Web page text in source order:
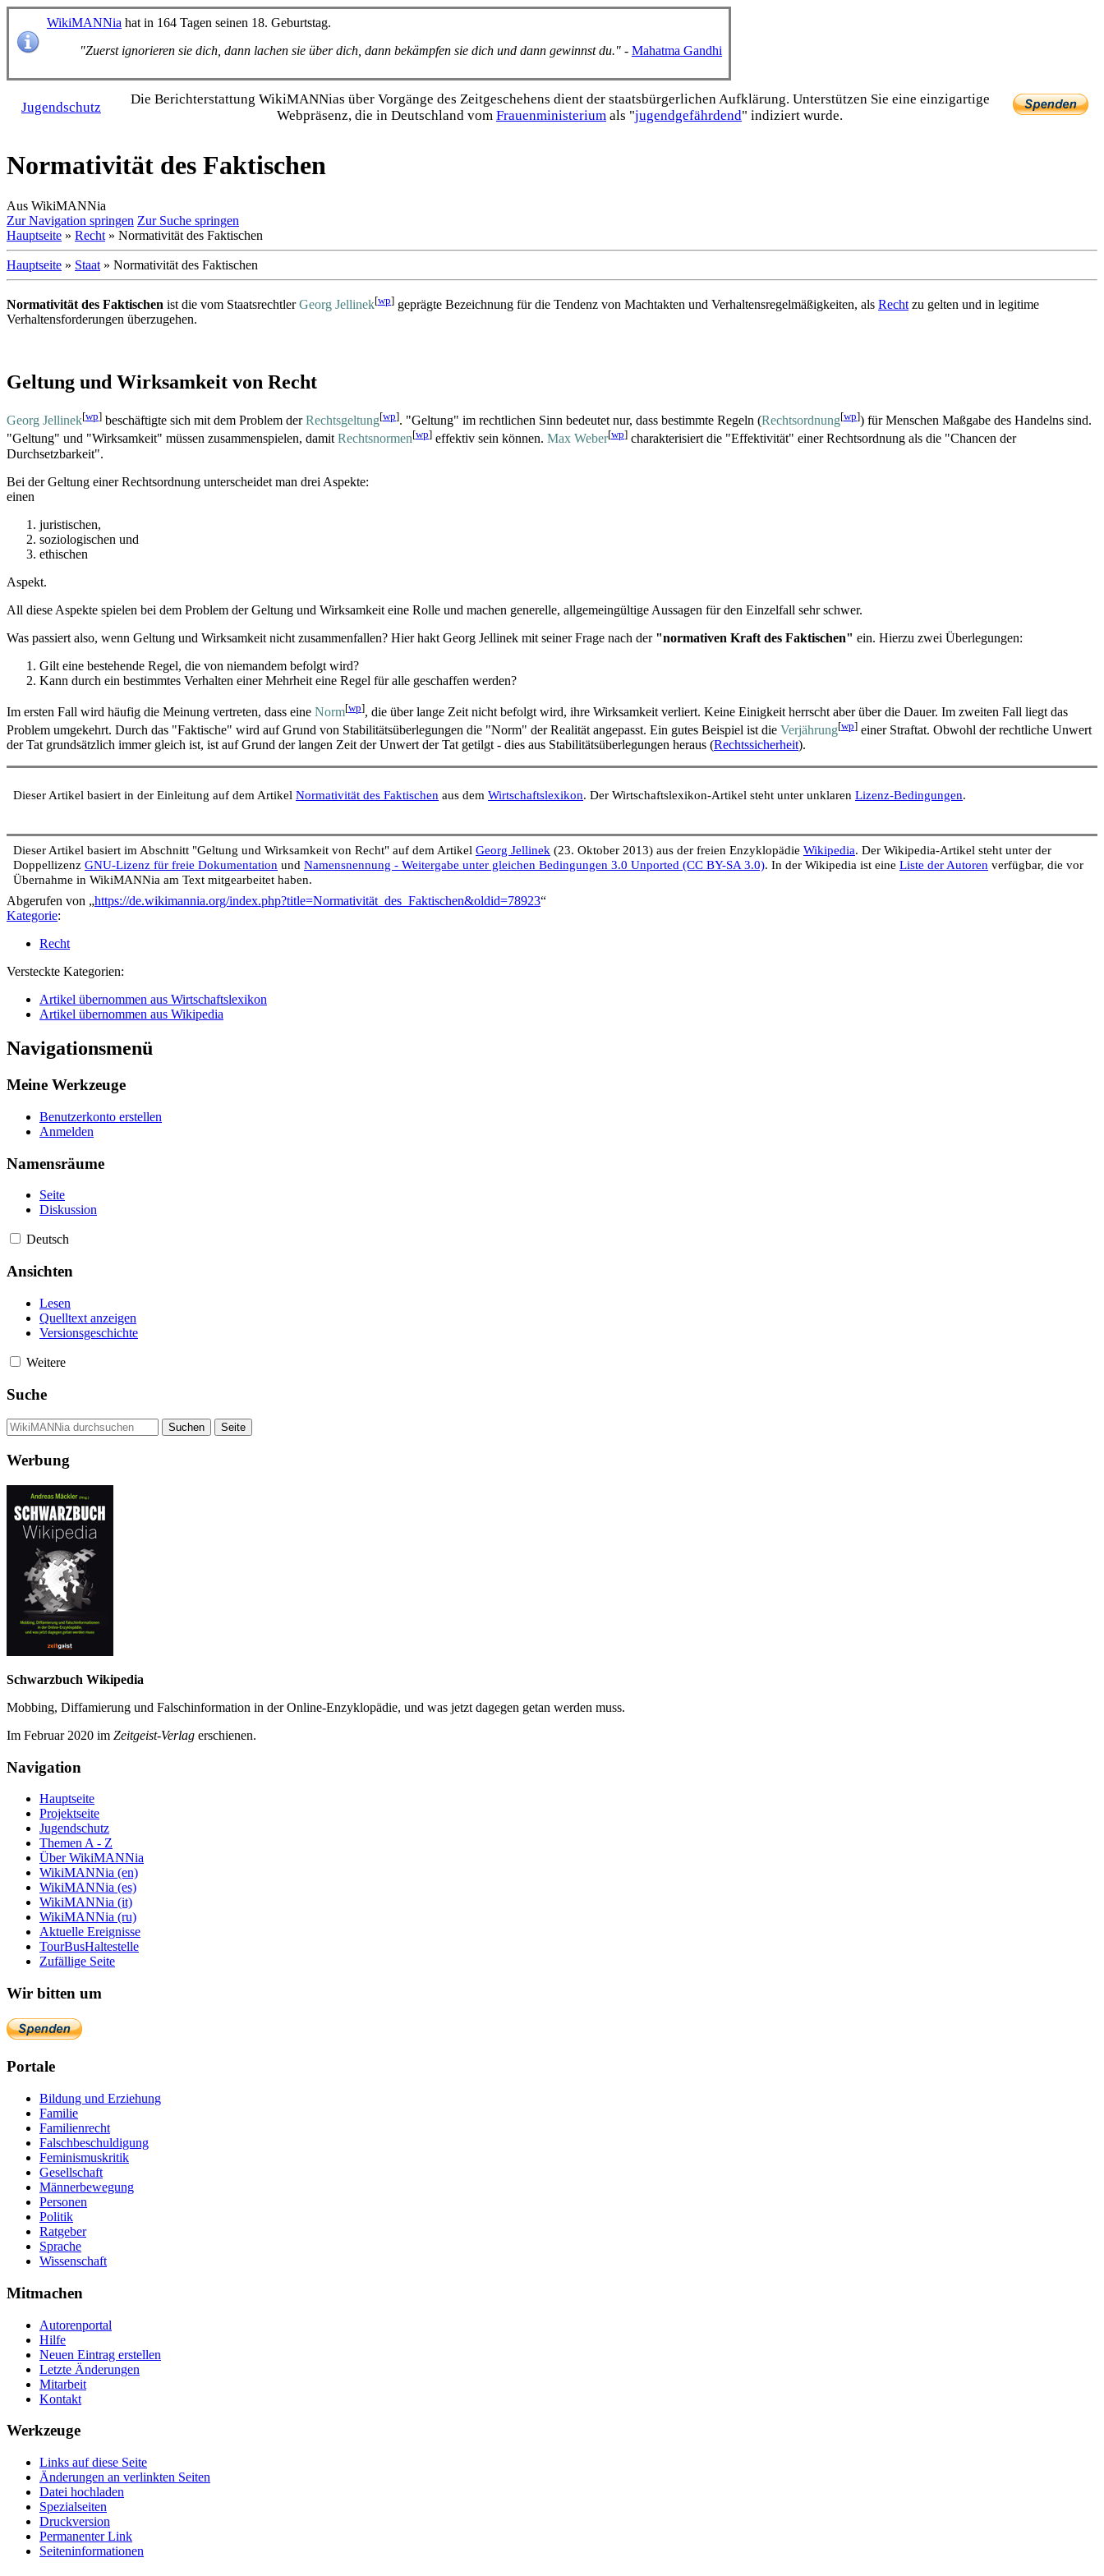
WikiMANNia hat in 164 Tagen seinen 18. Geburtstag.
"Zuerst ignorieren sie dich, dann lachen sie über dich, dann bekämpfen sie dich und dann gewinnst du." - Mahatma Gandhi
Jugendschutz
Die Bericht­erstattung WikiMANNias über Vorgänge des Zeitgeschehens dient der staats­bürgerlichen Aufklärung. Unterstützen Sie eine einzig­artige
Webpräsenz, die in Deutschland vom Frauen­ministerium als "jugend­gefährdend" indiziert wurde.
Normativität des Faktischen
Aus WikiMANNia
Zur Navigation springen Zur Suche springen
Hauptseite » Recht » Normativität des Faktischen
Hauptseite » Staat » Normativität des Faktischen
Normativität des Faktischen ist die vom StaatsrechtlerGeorg Jellinek[wp] geprägte Bezeichnung für die Tendenz von Machtakten und Verhaltens­regel­mäßigkeiten, als Recht zu gelten und in legitime
Verhaltens­forderungen überzugehen.
Geltung und Wirksamkeit von Recht
Georg Jellinek[wp] beschäftigte sich mit dem Problem derRechtsgeltung[wp]. "Geltung" im rechtlichen Sinn bedeutet nur, dass bestimmte Regeln (Rechtsordnung[wp]) für Menschen Maßgabe des Handelns sind.
"Geltung" und "Wirksamkeit" müssen zusammenspielen, damitRechtsnormen[wp] effektiv sein können. Max Weber[wp] charakterisiert die "Effektivität" einer Rechtsordnung als die "Chancen der
Durchsetzbarkeit".
Bei der Geltung einer Rechtsordnung unterscheidet man drei Aspekte:
einen
juristischen,
soziologischen und
ethischen
Aspekt.
All diese Aspekte spielen bei dem Problem der Geltung und Wirksamkeit eine Rolle und machen generelle, allgemeingültige Aussagen für den Einzelfall sehr schwer.
Was passiert also, wenn Geltung und Wirksamkeit nicht zusammenfallen? Hier hakt Georg Jellinek mit seiner Frage nach der "normativen Kraft des Faktischen" ein. Hierzu zwei Überlegungen:
Gilt eine bestehende Regel, die von niemandem befolgt wird?
Kann durch ein bestimmtes Verhalten einer Mehrheit eine Regel für alle geschaffen werden?
Im ersten Fall wird häufig die Meinung vertreten, dass eine Norm[wp], die über lange Zeit nicht befolgt wird, ihre Wirksamkeit verliert. Keine Einigkeit herrscht aber über die Dauer. Im zweiten Fall liegt das
Problem umgekehrt. Durch das "Faktische" wird auf Grund von Stabilitäts­überlegungen die "Norm" der Realität angepasst. Ein gutes Beispiel ist die Verjährung[wp] einer Straftat. Obwohl der rechtliche Unwert
der Tat grundsätzlich immer gleich ist, ist auf Grund der langen Zeit der Unwert der Tat getilgt - dies aus Stabilitäts­überlegungen heraus (Rechtssicherheit).
Dieser Artikel basiert in der Einleitung auf dem Artikel Normativität des Faktischen aus dem Wirtschaftslexikon. Der Wirtschaftslexikon-Artikel steht unter unklaren Lizenz-Bedingungen.
Dieser Artikel basiert im Abschnitt "Geltung und Wirksamkeit von Recht" auf dem Artikel Georg Jellinek (23. Oktober 2013) aus der freien Enzyklopädie Wikipedia. Der Wikipedia-Artikel steht unter der
Doppellizenz GNU-Lizenz für freie Dokumentation und Namensnennung - Weitergabe unter gleichen Bedingungen 3.0 Unported (CC BY-SA 3.0). In der Wikipedia ist eine Liste der Autoren verfügbar, die vor
Übernahme in WikiMANNia am Text mitgearbeitet haben.
Abgerufen von „https://de.wikimannia.org/index.php?title=Normativität_des_Faktischen&oldid=78923“
Kategorie:
Recht
Versteckte Kategorien:
Artikel übernommen aus Wirtschaftslexikon
Artikel übernommen aus Wikipedia
Navigationsmenü
Meine Werkzeuge
Benutzerkonto erstellen
Anmelden
Namensräume
Seite
Diskussion
Deutsch
Ansichten
Lesen
Quelltext anzeigen
Versionsgeschichte
Weitere
Suche
Werbung
Schwarzbuch Wikipedia
Mobbing, Diffamierung und Falsch­information in der Online-Enzyklo­pädie, und was jetzt da­gegen getan werden muss.
Im Februar 2020 im Zeit­geist-Verlag erschienen.
Navigation
Hauptseite
Projektseite
Jugendschutz
Themen A - Z
Über WikiMANNia
WikiMANNia (en)
WikiMANNia (es)
WikiMANNia (it)
WikiMANNia (ru)
Aktuelle Ereignisse
TourBusHaltestelle
Zufällige Seite
Wir bitten um
Portale
Bildung und Erziehung
Familie
Familienrecht
Falschbeschuldigung
Feminismuskritik
Gesellschaft
Männerbewegung
Personen
Politik
Ratgeber
Sprache
Wissenschaft
Mitmachen
Autorenportal
Hilfe
Neuen Eintrag erstellen
Letzte Änderungen
Mitarbeit
Kontakt
Werkzeuge
Links auf diese Seite
Änderungen an verlinkten Seiten
Datei hochladen
Spezialseiten
Druckversion
Permanenter Link
Seiten­­informationen